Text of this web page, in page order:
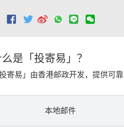
是「投寄易」？
投寄易」由香港邮政开发，提供可
本地邮件